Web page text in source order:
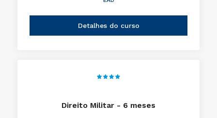
Detalhes do curso
Direito Militar - 6 meses